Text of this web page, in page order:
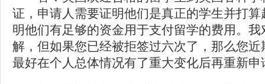
证，申请人需要证明他们是真正的学生并打
明他们有足够的资金用于支付留学的费用。
解，但如果您已经被拒签过六次了，那么您
最好在个人总体情况有了重大变化后再重新申